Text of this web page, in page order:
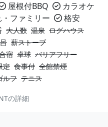
屋根付BBQ
カラオケ
ファミリー
格安
大人数 温泉 ログハウス
薪ストーブ
宿 卓球 バリアフリー
定 食事付 全館禁煙
ルフ テニス
の詳細